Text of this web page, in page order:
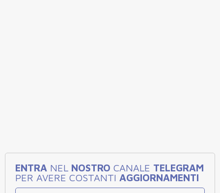
ENTRA NEL NOSTRO CANALE TELEGRAM
PER AVERE COSTANTI AGGIORNAMENTI